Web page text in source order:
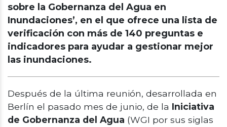
sobre la Gobernanza del Agua en
Inundaciones’, en el que ofrece una lista de
verificación con más de 140 preguntas e
indicadores para ayudar a gestionar mejor
las inundaciones.
Después de la última reunión, desarrollada en
Berlín el pasado mes de junio, de la Iniciativa
de Gobernanza del Agua (WGI por sus siglas